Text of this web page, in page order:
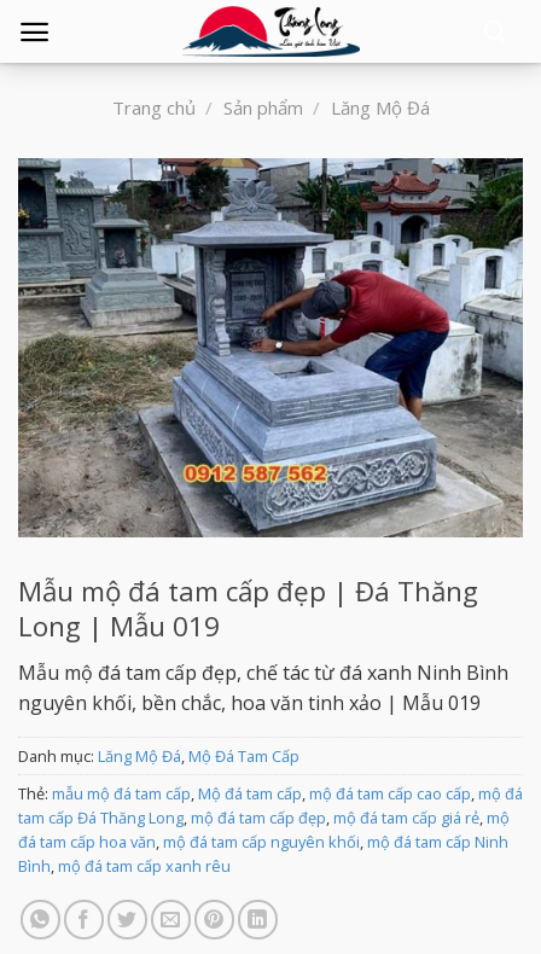
Trang chủ / Sản phẩm / Lăng Mộ Đá
Mẫu mộ đá tam cấp đẹp | Đá Thăng
Long | Mẫu 019
Mẫu mộ đá tam cấp đẹp, chế tác từ đá xanh Ninh Bình
nguyên khối, bền chắc, hoa văn tinh xảo | Mẫu 019
Danh mục: Lăng Mộ Đá,Mộ Đá Tam Cấp
Thẻ: mẫu mộ đá tam cấp,Mộ đá tam cấp,mộ đá tam cấp cao cấp,mộ đá
tam cấp Đá Thăng Long,mộ đá tam cấp đẹp,mộ đá tam cấp giá rẻ,mộ
đá tam cấp hoa văn,mộ đá tam cấp nguyên khối,mộ đá tam cấp Ninh
Bình,mộ đá tam cấp xanh rêu